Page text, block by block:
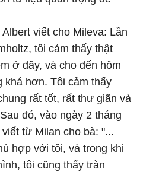
viết cho Mileva: Lần
tôi cảm thấy thật
ở đây, và cho đến hôm
khá hơn. Tôi cảm thấy
rất tốt, rất thư giãn và
đó, vào ngày 2 tháng
từ Milan cho bà: "...
hợp với tôi, và trong khi
tôi cũng thấy tràn